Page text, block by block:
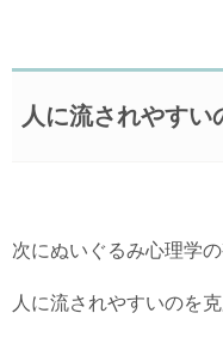
人に流されやす
次にぬいぐるみ心理学の
人に流されやすいのを